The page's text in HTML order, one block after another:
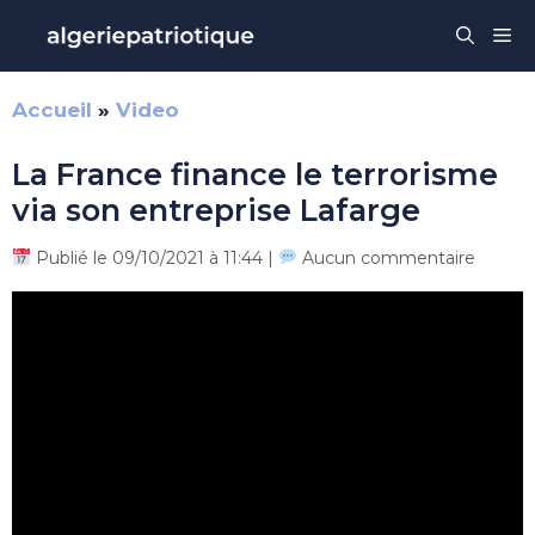
contenu
Accueil » Video
La France finance le terrorisme
via son entreprise Lafarge
Publié le 09/10/2021 à 11:44 | Aucun commentaire